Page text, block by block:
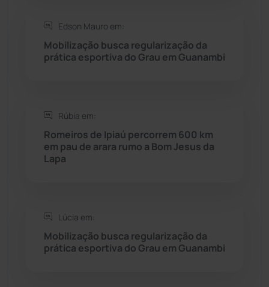
Sebastião Laranjeiras
Sudoeste Baiano
Tanhaçu (426)
Tecnologia
Urandi (157)
Edson Mauro em:
Mobilização busca regularização da
prática esportiva do Grau em Guanambi
Rúbia em:
Romeiros de Ipiaú percorrem 600 km
em pau de arara rumo a Bom Jesus da
Lapa
Lúcia em:
Mobilização busca regularização da
prática esportiva do Grau em Guanambi